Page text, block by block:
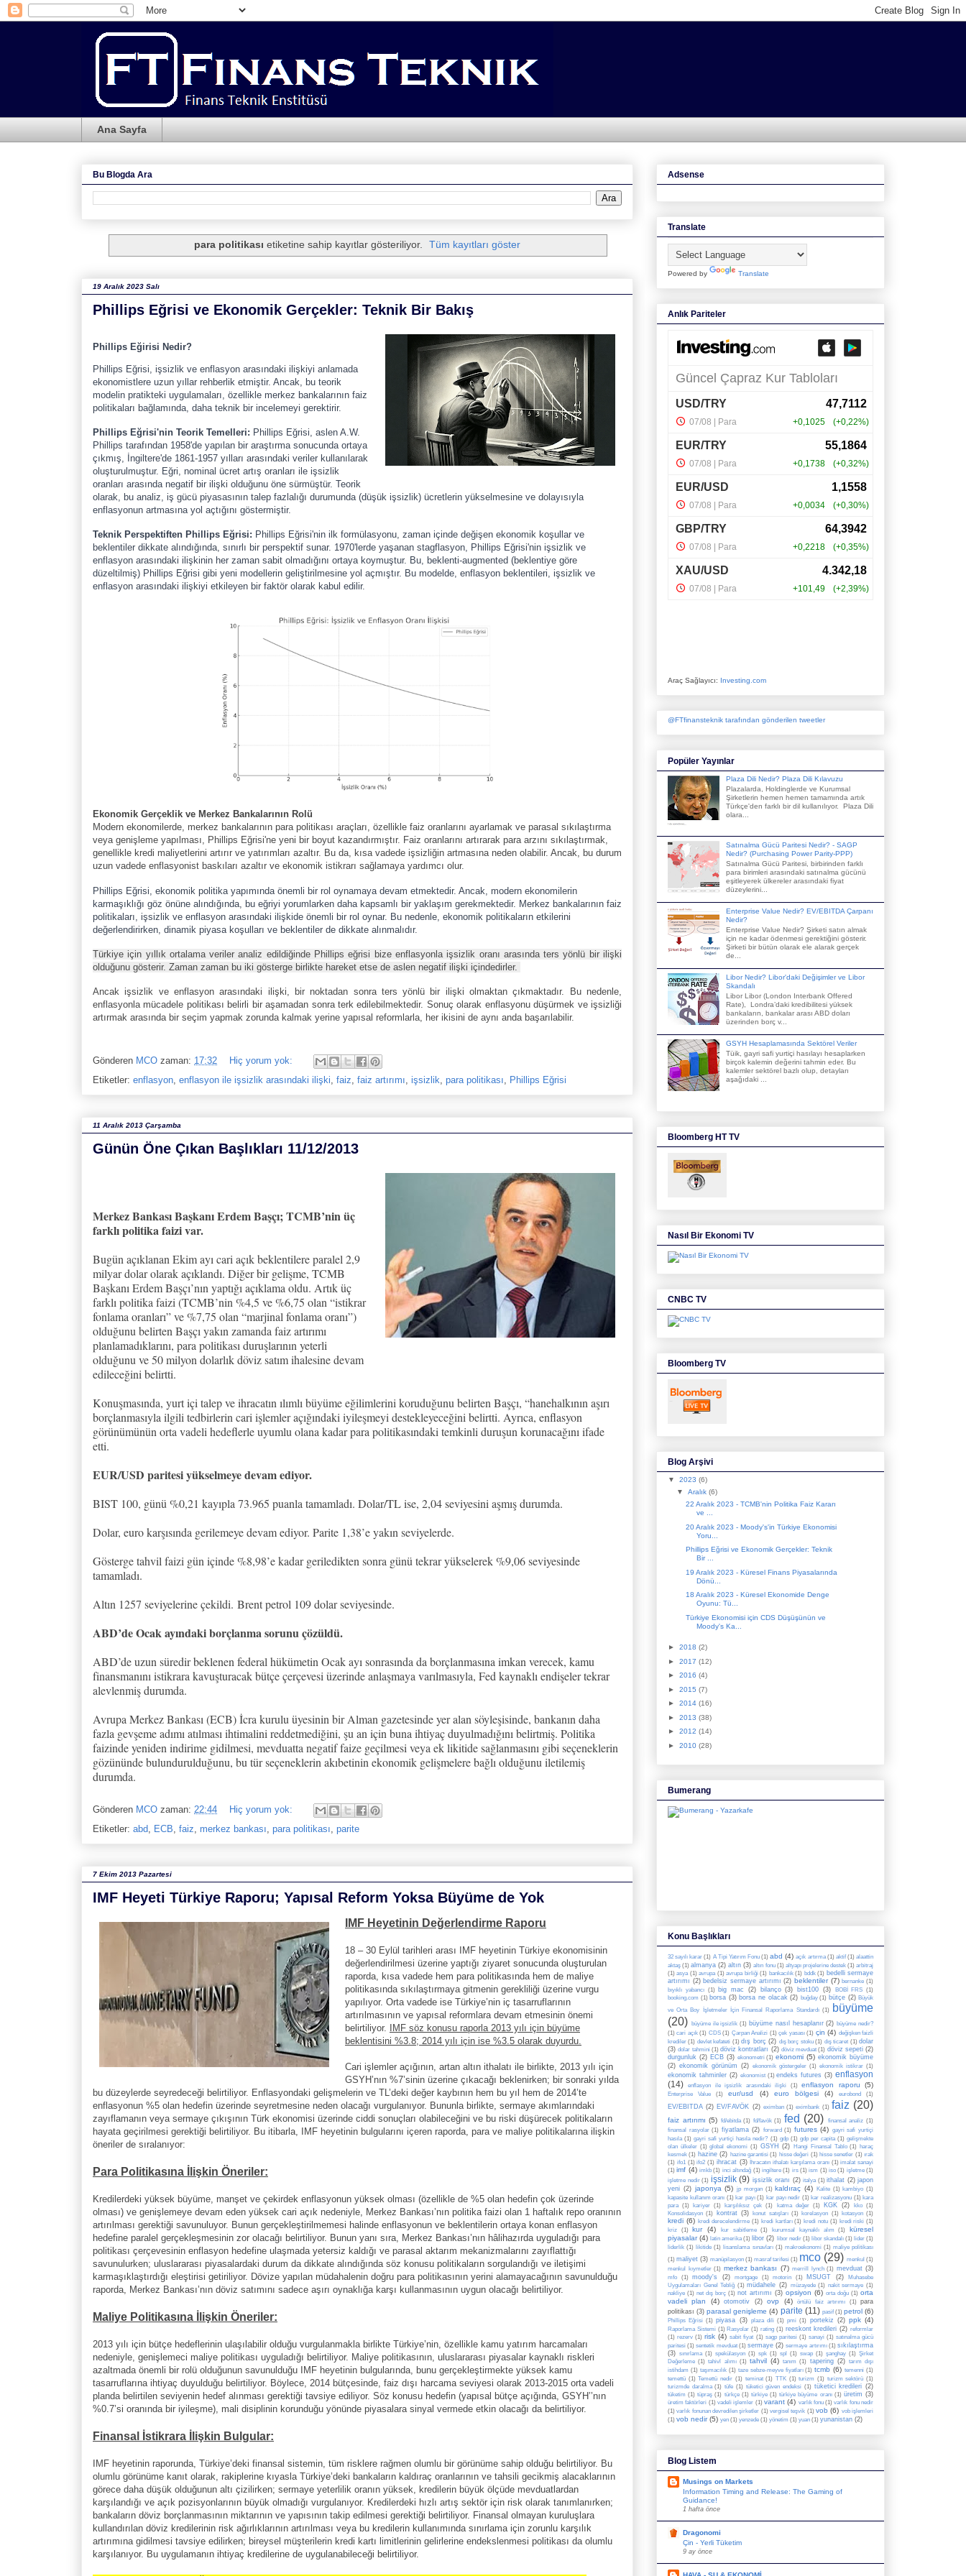
Ana Sayfa
Bu Blogda Ara
para politikası etiketine sahip kayıtlar gösteriliyor. Tüm kayıtları göster
19 Aralık 2023 Salı
Phillips Eğrisi ve Ekonomik Gerçekler: Teknik Bir Bakış
Phillips Eğirisi Nedir?
Phillips Eğrisi, işsizlik ve enflasyon arasındaki ilişkiyi anlamada
ekonomistlere uzun yıllar rehberlik etmiştir. Ancak, bu teorik
modelin pratikteki uygulamaları, özellikle merkez bankalarının faiz
politikaları bağlamında, daha teknik bir incelemeyi gerektirir.
Phillips Eğrisi'nin Teorik Temelleri: Phillips Eğrisi, aslen A.W.
Phillips tarafından 1958'de yapılan bir araştırma sonucunda ortaya
çıkmış, İngiltere'de 1861-1957 yılları arasındaki veriler kullanılarak
oluşturulmuştur. Eğri, nominal ücret artış oranları ile işsizlik
oranları arasında negatif bir ilişki olduğunu öne sürmüştür. Teorik
olarak, bu analiz, iş gücü piyasasının talep fazlalığı durumunda (düşük işsizlik) ücretlerin yükselmesine ve dolayısıyla
enflasyonun artmasına yol açtığını göstermiştir.
Teknik Perspektiften Phillips Eğrisi: Phillips Eğrisi'nin ilk formülasyonu, zaman içinde değişen ekonomik koşullar ve
beklentiler dikkate alındığında, sınırlı bir perspektif sunar. 1970'lerde yaşanan stagflasyon, Phillips Eğrisi'nin işsizlik ve
enflasyon arasındaki ilişkinin her zaman sabit olmadığını ortaya koymuştur. Bu, beklenti-augmented (beklentiye göre
düzeltilmiş) Phillips Eğrisi gibi yeni modellerin geliştirilmesine yol açmıştır. Bu modelde, enflasyon beklentileri, işsizlik ve
enflasyon arasındaki ilişkiyi etkileyen bir faktör olarak kabul edilir.
Ekonomik Gerçeklik ve Merkez Bankalarının Rolü
Modern ekonomilerde, merkez bankalarının para politikası araçları, özellikle faiz oranlarını ayarlamak ve parasal sıkılaştırma
veya genişleme yapılması, Phillips Eğrisi'ne yeni bir boyut kazandırmıştır. Faiz oranlarını artırarak para arzını sıkılaştırmak,
genellikle kredi maliyetlerini artırır ve yatırımları azaltır. Bu da, kısa vadede işsizliğin artmasına neden olabilir. Ancak, bu durum
uzun vadede enflasyonist baskıları azaltır ve ekonomik istikrarı sağlamaya yardımcı olur.
Phillips Eğrisi, ekonomik politika yapımında önemli bir rol oynamaya devam etmektedir. Ancak, modern ekonomilerin
karmaşıklığı göz önüne alındığında, bu eğriyi yorumlarken daha kapsamlı bir yaklaşım gerekmektedir. Merkez bankalarının faiz
politikaları, işsizlik ve enflasyon arasındaki ilişkide önemli bir rol oynar. Bu nedenle, ekonomik politikaların etkilerini
değerlendirirken, dinamik piyasa koşulları ve beklentiler de dikkate alınmalıdır.
Türkiye için yıllık ortalama veriler analiz edildiğinde Phillips eğrisi bize enflasyonla işsizlik oranı arasında ters yönlü bir ilişki
olduğunu gösterir. Zaman zaman bu iki gösterge birlikte hareket etse de aslen negatif ilişki içindedirler.
Ancak işsizlik ve enflasyon arasındaki ilişki, bir noktadan sonra ters yönlü bir ilişki olmaktan çıkmaktadır. Bu nedenle,
enflasyonla mücadele politikası belirli bir aşamadan sonra terk edilebilmektedir. Sonuç olarak enflasyonu düşürmek ve işsizliği
artırmak arasında bir seçim yapmak zorunda kalmak yerine yapısal reformlarla, her ikisini de aynı anda başarılabilir.
Gönderen MCO zaman: 17:32
Hiç yorum yok:
Etiketler: enflasyon, enflasyon ile işsizlik arasındaki ilişki, faiz, faiz artırımı, işsizlik, para politikası, Phillips Eğrisi
11 Aralık 2013 Çarşamba
Günün Öne Çıkan Başlıkları 11/12/2013
Merkez Bankası Başkanı Erdem Başçı; TCMB’nin üç
farklı politika faizi var.
Bugün açıklanan Ekim ayı cari açık beklentilere paralel 2,9
milyar dolar olarak açıklandı. Diğer bir gelişme, TCMB
Başkanı Erdem Başçı’nın yaptığı açıklama oldu. Artık üç
farklı politika faizi (TCMB’nin %4,5 ve %6,75 olan “istikrar
fonlama oranları” ve %7,75 olan “marjinal fonlama oranı”)
olduğunu belirten Başçı yakın zamanda faiz artırımı
planlamadıklarını, para politikası duruşlarının yeterli
olduğunu ve 50 milyon dolarlık döviz satım ihalesine devam
edileceğini belirtti.
Konuşmasında, yurt içi talep ve ihracatın ılımlı büyüme eğilimlerini koruduğunu belirten Başçı, “hanehalkının aşırı
borçlanmasıyla ilgili tedbirlerin cari işlemler açığındaki iyileşmeyi destekleyeceğini belirtti. Ayrıca, enflasyon
görünümünün orta vadeli hedeflerle uyumlu olana kadar para politikasındaki temkinli duruşun korunacağını ifade
etti.
EUR/USD paritesi yükselmeye devam ediyor.
BIST 100, günü %0,21 kayıpla 73.965 puanla tamamladı. Dolar/TL ise, 2,04 seviyesini aşmış durumda.
Dolar, euro karşısında gerilemeye devam ediyor. Parite 1,38’e yakın seviyelerde.
Gösterge tahvil faizi gün içinde %8,98’e kadar geriledikten sonra günü tekrar yükselerek %9,06 seviyesinde
tamamladı.
Altın 1257 seviyelerine çekildi. Brent petrol 109 dolar seviyesinde.
ABD’de Ocak ayındaki borçlanma sorunu çözüldü.
ABD’de uzun süredir beklenen federal hükümetin Ocak ayı sonrasında da borçlanmasına imkan verecek, kamu
finansmanını istikrara kavuşturacak bütçe çerçevesi üzerinde anlaşmaya varılmasıyla, Fed kaynaklı endişeler tekrar
alevlenmiş durumda.
Avrupa Merkez Bankası (ECB) İcra kurulu üyesinin bir Alman gazetesinde yer alan söyleşisinde, bankanın daha
fazla gevşeme adımı atılması ihtimalini reddetmediğini, şu an için buna ihtiyaç duyulmadığını belirtmiş. Politika
faizinde yeniden indirime gidilmesi, mevduatta negatif faize geçilmesi veya ek likitide sağlanmasını gibi seçeneklerin
gözününde bulundurulduğunu, bu tür seçeneklerin akıbetinin ekonomik gelişmelere bağlı olduğunu iletilemiş
durumda.
Gönderen MCO zaman: 22:44
Hiç yorum yok:
Etiketler: abd, ECB, faiz, merkez bankası, para politikası, parite
7 Ekim 2013 Pazartesi
IMF Heyeti Türkiye Raporu; Yapısal Reform Yoksa Büyüme de Yok
IMF Heyetinin Değerlendirme Raporu
18 – 30 Eylül tarihleri arası IMF heyetinin Türkiye ekonomisinin
değerlendirilmesi üzerine yaptığı ziyaret sonucunda oluşturulan
raporda, kısa vadede hem para politikasında hem de maliye
politikasında sıkılaştırmaya gitmenin gerekliliği üzerine vurgu
yapılıyor. Orta vadede ise Türkiye’nin iç tasarruflarının
artırılmasının ve yapısal reformlara devam etmesinin önemi
belirtiliyor.
IMF söz konusu raporla 2013 yılı için büyüme
beklentisini %3.8; 2014 yılı için ise %3.5 olarak duyurdu.
Cari işlemler açığının, artan altın ithalatı ile birlikte, 2013 yılı için
GSYH’nın %7’sinin üzerine çıkacağı beklenirken; bir sonraki yılda
bu düzeylerde seyredeceği belirtiliyor. Enflasyondaki gelişmelerin ve TL’deki değer kaybının hem bu yıl hem de 2014’te
enflasyonun %5 olan hedefin üzerinde seyretmesine neden olacağı vurgulanıyor. Bununla birlikte, sermaye akımlarındaki
zayıflamanın veya sermaye çıkışının Türk ekonomisi üzerinde ciddi sonuçları olabileceğini ve bu riski düşürecek politikaların
hayata geçirilmesi gerektiği belirtiliyor. Bu itibarla, IMF heyetinin bulgularını içeren raporda, para ve maliye politikalarına ilişkin
öneriler de sıralanıyor:
Para Politikasına İlişkin Öneriler:
Kredilerdeki yüksek büyüme, manşet ve çekirdek enflasyonun yüksek olması (özellikle de %5 olan hedefin çok üzerinde
olması) ve genişlemeye devam eden yüksek cari açık nedeniyle, Merkez Bankası’nın politika faizi olan 1 haftalık repo oranının
artırılması gerektiği savunuluyor. Bunun gerçekleştirilmemesi halinde enflasyonun ve beklentilerin ortaya konan enflasyon
hedefine paralel gerçekleşmesinin zor olacağı belirtiliyor. Bunun yanı sıra, Merkez Bankası’nın hâlihazırda uyguladığı para
politikası çerçevesinin enflasyon hedefine ulaşmada yetersiz kaldığı ve parasal aktarım mekanizmalarını zayıflattığı
savunulurken; uluslararası piyasalardaki durum da dikkate alındığında söz konusu politikaların sorgulandığı ve iletişimi
karmaşıklaştırdığı eleştirisi getiriliyor. Dövize yapılan müdahalenin doğru para politikasının yerini alamayacağının savunulduğu
raporda, Merkez Bankası’nın döviz satımını sadece aşırı oynaklığa karşı kullanmasının uygun olacağı belirtiliyor.
Maliye Politikasına İlişkin Öneriler:
2013 yılı için bütçe hedeflerinin ulaşılabilir olduğu vurgulanmakla birlikte Türkiye’nin, özellikle kamu yatırım harcamaları
nedeniyle, genişlemeci maliye politikası uyguladığı belirtiliyor. Maliye politikasının, uluslararası piyasalar kaynaklı riskleri
azaltmada önemli bir rolü olduğunun savunulduğu IMF heyetinin bulgularında, bunu gerçekleştirmekte yüksek kamu
tasarruflarına ihtiyaç duyulduğu belirtiliyor. Böylece, 2014 bütçesinde, faiz dışı harcama seviyesi olarak 2013-2015 orta vadeli
planda belirtilen seviyenin hedef alınması gerektiği tavsiye ediliyor. Söz konusu hedefin (yapısal bütçe açığında, GSYH’’nın
%0.7’si oranında bir iyileşme), mali disiplinin korunduğu yönünde piyasalara sinyal vermede etkin olacağı da belirtiliyor.
Finansal İstikrara İlişkin Bulgular:
IMF heyetinin raporunda, Türkiye’deki finansal sistemin, tüm risklere rağmen olumlu bir görünüme sahip olduğu belirtiliyor. Bu
olumlu görünüme kanıt olarak, rakiplerine kıyasla Türkiye’deki bankaların kaldıraç oranlarının ve tahsili gecikmiş alacaklarının
görece daha düşük olduğunun altı çizilirken; sermaye yeterlilik oranın yüksek, kredilerin büyük ölçüde mevduatlardan
karşılandığı ve açık pozisyonlarının büyük olmadığı vurgulanıyor. Kredilerdeki hızlı artış sektör için risk olarak tanımlanırken;
bankaların döviz borçlanmasının miktarının ve yapısının takip edilmesi gerektiği belirtiliyor. Finansal olmayan kuruluşlara
kullandırılan döviz kredilerinin risk ağırlıklarının artırılması veya bu kredilerin kullanımında sınırlama için zorunlu karşılık
artırımına gidilmesi tavsiye edilirken; bireysel müşterilerin kredi kartı limitlerinin gelirlerine endekslenmesi politikası da olumlu
karşılanıyor. Bu uygulamanın ihtiyaç kredilerine de uygulanabileceği belirtiliyor.
Adsense
Translate
Powered by Translate
Anlık Pariteler
Araç Sağlayıcı: Investing.com
@FTfinansteknik tarafından gönderilen tweetler
Popüler Yayınlar
Plaza Dili Nedir? Plaza Dili Kılavuzu
Plazalarda, Holdinglerde ve Kurumsal
Şirketlerin hemen hemen tamamında artık
Türkçe'den farklı bir dil kullanılıyor. Plaza Dili
olara...
Satınalma Gücü Paritesi Nedir? - SAGP
Nedir? (Purchasing Power Parity-PPP)
Satınalma Gücü Paritesi, birbirinden farklı
para birimleri arasındaki satınalma gücünü
eşitleyerek ülkereler arasındaki fiyat
düzeylerini...
Enterprise Value Nedir? EV/EBITDA Çarpanı
Nedir?
Enterprise Value Nedir? Şirketi satın almak
için ne kadar ödenmesi gerektiğini gösterir.
Şirketi bir bütün olarak ele alarak gerçek
de...
Libor Nedir? Libor'daki Değişimler ve Libor
Skandalı
Libor Libor (London Interbank Offered
Rate), Londra’daki kredibilitesi yüksek
bankaların, bankalar arası ABD doları
üzerinden borç v...
GSYH Hesaplamasında Sektörel Veriler
Tüik, gayri safi yurtiçi hasılayı hesaplarken
birçok kalemin değerini tahmin eder. Bu
kalemler sektörel bazlı olup, detayları
aşağıdaki ...
Bloomberg HT TV
Nasıl Bir Ekonomi TV
CNBC TV
Bloomberg TV
Blog Arşivi
▼ 2023 (6)
▼ Aralık (6)
22 Aralık 2023 - TCMB'nin Politika Faiz Kararı
ve ...
20 Aralık 2023 - Moody's'in Türkiye Ekonomisi
Yoru...
Phillips Eğrisi ve Ekonomik Gerçekler: Teknik
Bir ...
19 Aralık 2023 - Küresel Finans Piyasalarında
Dönü...
18 Aralık 2023 - Küresel Ekonomide Denge
Oyunu: Tü...
Türkiye Ekonomisi için CDS Düşüşünün ve
Moody's Ka...
► 2018 (2)
► 2017 (12)
► 2016 (4)
► 2015 (7)
► 2014 (16)
► 2013 (38)
► 2012 (14)
► 2010 (28)
Bumerang
Konu Başlıkları
32 sayılı karar (1) A Tipi Yatırım Fonu (1) abd (4) açık artırma (1) aktif (1) alaattin
aktaş (1) almanya (2) altın (3) altın fonu (1) altyapı projelerine destek (1) arbitraj
(1) asya (1) avrupa (1) avrupa birliği (1) bankacılık (1) bddk (1) bedelli sermaye
artırımı (2) bedelsiz sermaye artırımı (2) beklentiler (7) bernanke (1)
bıyıklı yabancı (1) big mac (2) bilanço (3) bist100 (3) BOBİ FRS (1)
booking.com (1) borsa (3) borsa ne olacak (2) buğday (1) bütçe (2) Büyük
ve Orta Boy İşletmeler İçin Finansal Raporlama Standardı (1)
büyüme
(20)
büyüme ile işsizlik (1) büyüme nasıl hesaplanır (2) büyüme nedir?
(1) cari açık (1) CDS (1) Çarpan Analizi (1) çek yasası (1) çin (4) değişken faizli
krediler (1) devlet kefateti (1) dış borç (2) dış borç stoku (1) dış ticaret (1) dolar
(3) dolar tahmini (1) döviz kontratları (2) döviz mevduat (1) döviz sepeti (2)
durgunluk (2) ECB (3) ekonometri (1) ekonomi (5) ekonomik büyüme
(2) ekonomik görünüm (2) ekonomik göstergeler (1) ekonomik istikrar (1)
ekonomik tahminler (2) ekonomist (1) endeks futures (3) enflasyon
(14)
enflasyon ile işsizlik arasındaki ilişki (1) enflasyon raporu (5)
Enterprise Value (1) eur/usd (4) euro bölgesi (4) eurobond (1)
EV/EBITDA (2) EV/FAVÖK (2) eximban (1) eximbank (1) faiz (20)
faiz artırımı (5) fd/ebitda (1) fd/favök (1) fed (20) finansal analiz (1)
finansal rasyolar (1) fiyatlama (2) forward (1) futures (4) gayri safi yurtiçi
hasıla (1) gayri safi yurtiçi hasıla nedir? (1) gdp (1) gdp per capita (1) gelişmekte
olan ülkeler (1) global ekonomi (1) GSYH (2) Hangi Finansal Tablo (1)
haraç
kesmek (1) hazine (2) hazine garantisi (1) hisse değeri (1) hisse senetler (1) ırak
(1) ifo1 (1) ifo2 (1) ihracat (3) İhracatın ithalatı karşılama oranı (1) imalat sanayi
(1) imf (4) imkb (1) inci altındağ (1) ingiltere (1) irs (1) ism (1) iso (1) işletme (1)
işletme nedir (1) işsizlik (9) işsizlik oranı (2) italya (1) ithalat (2) japon
yeni (2) japonya (5) jp morgan (1) kaldıraç (4) Kalite (1) kambiyo (1)
kapasite kullanım oranı (1) kar payı (1) kar payı nedir (1) kar realizasyonu (1) kara
para (1) kariyer (1) karşılıksız çek (1) katma değer (1) KGK (2) kko (1)
Konsolidasyon (1) kontrat (3) konut satışları (1) korelasyon (1) kotasyon (1)
kredi (6) kredi derecelendirme (1) kredi kartları (1) kredi notu (1) kredi riski (1)
kriz
(1) kur (4) kur sabitleme (1) kurumsal kaynaklı alım (1)
küresel
piyasalar (4) latin amerika (1) libor (2) libor nedir (1) libor skandalı (1) lider (1)
liderlik (1) likitide (1) lisanslama sınavları (1) makroekonomi (1) maliye politikası
(1) maliyet (3) manüpilasyon (1) masraf tarifesi (1) mco (29) menkul (1)
menkul kıymetler (1) merkez bankası (7) merrill lynch (1) mevduat (3)
mfo (1) moody's (2) mortgage (1) motorin (1) MSUGT (2)
Muhasebe
Uygulamaları Genel Tebliğ (1) müdahele (2) müzayede (1) nakit sermaye (1)
nakliye (1) net dış borç (1) not artırımı (3) opsiyon (6) orta doğu (1) orta
vadeli plan
(4) otomotiv (2) ovp (4) örtülü faiz artırımı (1)
para
politikası (3) parasal genişleme (4) parite (11) pasif (1) petrol (6)
Phillips Eğrisi (1) piyasa (3) plaza dili (1) pmi (1) portekiz (2) ppk (4)
Raporlama Sistemi (1) Rasyolar (1) rating (1) reeskont kredileri (2) reformlar
(1) rezerv (1) risk (4) sabit fiyat (1) sagp paritesi (1) sanayi (1) satınalma gücü
paritesi (1) sentetik mevduat (1) sermaye (2) sermaye artırımı (1) sıkılaştırma
(3) sınırlama (1) spekülasyon (1) spk (1) spl (1) swap (1) şanghay (1) Şirket
Değerleme (1) tahivl alımı (1) tahvil (4) tanım (1) tapering (2) tarım dışı
istihdam (1) taşımacılık (1) taze sebze-meyve fiyatları (1) tcmb (6) temenni (1)
temettü (1) Temettü nedir (1) teminat (1) TTK (1) turizm (1) turizm sektörü (1)
turizmde daralma (1) tüfe (1) tüketici güven endeksi (1) tüketici kredileri (2)
tüketim (1) tüpraş (1) türkçe (1) türkiye (1) türkiye büyüme oranı (1) üretim (3)
üretim faktörleri (1) vadeli işlemler (1) varant (4) varlık fonu (1) varlık fonu nedir
(1) varlık fonunan devredilen şirketler (1) vergisel teşvik (1) vob (6) vob işlemleri
(1) vob nedir (5) yen (1) yenzede (1) yönetim (1) yuan (1) yunanistan (2)
Blog Listem
Musings on Markets
Information Timing and Release: The Gaming of
Guidance!
1 hafta önce
Dragonomi
Çin - Yerli Tüketim
9 ay önce